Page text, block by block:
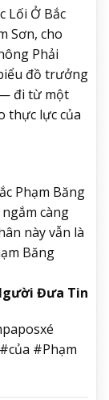
Lối Ở Bắc
Sơn, cho
Phải
đồ trưởng
— đi từ một
thực lực của
Phạm Băng
càng
này vẫn là
Băng
Đưa Tin
#Phạm